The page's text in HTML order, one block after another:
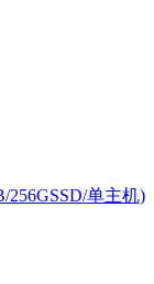
256GSSD/单主机)